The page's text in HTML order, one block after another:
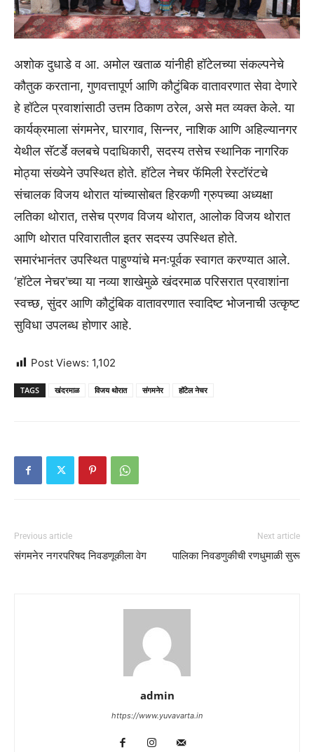
अशोक दुधाडे व आ. अमोल खताळ यांनीही हॉटेलच्या संकल्पनेचे
कौतुक करताना, गुणवत्तापूर्ण आणि कौटुंबिक वातावरणात सेवा देणारे
हे हॉटेल प्रवाशांसाठी उत्तम ठिकाण ठरेल, असे मत व्यक्त केले. या
कार्यक्रमाला संगमनेर, घारगाव, सिन्नर, नाशिक आणि अहिल्यानगर
येथील सॅटर्डे क्लबचे पदाधिकारी, सदस्य तसेच स्थानिक नागरिक
मोठ्या संख्येने उपस्थित होते. हॉटेल नेचर फॅमिली रेस्टॉरंटचे
संचालक विजय थोरात यांच्यासोबत हिरकणी ग्रुपच्या अध्यक्षा
लतिका थोरात, तसेच प्रणव विजय थोरात, आलोक विजय थोरात
आणि थोरात परिवारातील इतर सदस्य उपस्थित होते.
समारंभानंतर उपस्थित पाहुण्यांचे मनःपूर्वक स्वागत करण्यात आले.
‘हॉटेल नेचर’च्या या नव्या शाखेमुळे खंदरमाळ परिसरात प्रवाशांना
स्वच्छ, सुंदर आणि कौटुंबिक वातावरणात स्वादिष्ट भोजनाची उत्कृष्ट
सुविधा उपलब्ध होणार आहे.
Post Views: 1,102
TAGS खंदरमाळ विजय थोरात संगमनेर हॉटेल नेचर
Previous article
संगमनेर नगरपरिषद निवडणूकीला वेग
Next article
पालिका निवडणुकीची रणधुमाळी सुरू
admin
https://www.yuvavarta.in